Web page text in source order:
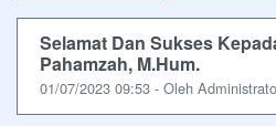
Selamat Dan Sukses
Pahamzah, M.Hum.
01/07/2023 09:53 - Oleh